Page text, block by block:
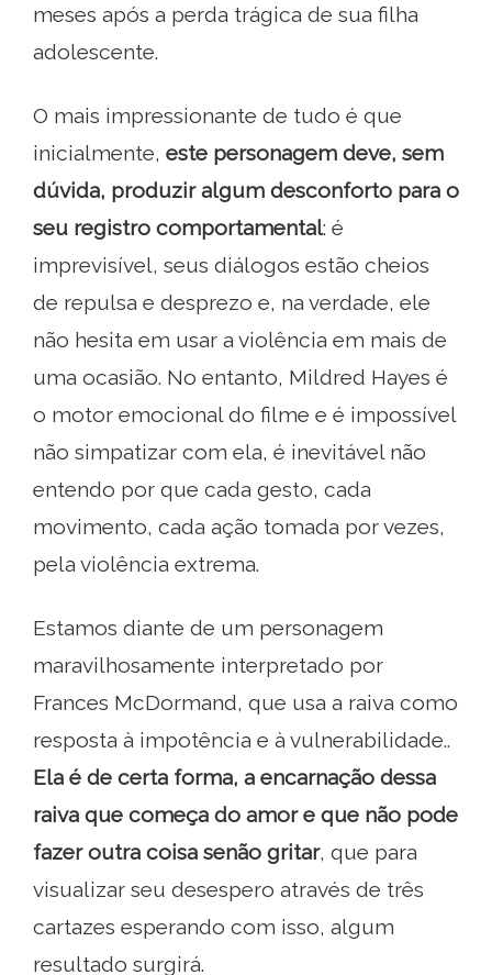
meses após a perda trágica de sua filha
adolescente.
O mais impressionante de tudo é que
inicialmente, este personagem deve, sem
dúvida, produzir algum desconforto para o
seu registro comportamental: é
imprevisível, seus diálogos estão cheios
de repulsa e desprezo e, na verdade, ele
não hesita em usar a violência em mais de
uma ocasião. No entanto, Mildred Hayes é
o motor emocional do filme e é impossível
não simpatizar com ela, é inevitável não
entendo por que cada gesto, cada
movimento, cada ação tomada por vezes,
pela violência extrema.
Estamos diante de um personagem
maravilhosamente interpretado por
Frances McDormand, que usa a raiva como
resposta à impotência e à vulnerabilidade..
Ela é de certa forma, a encarnação dessa
raiva que começa do amor e que não pode
fazer outra coisa senão gritar, que para
visualizar seu desespero através de três
cartazes esperando com isso, algum
resultado surgirá.